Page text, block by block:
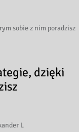
sobie z nim poradzisz
dzięki
L